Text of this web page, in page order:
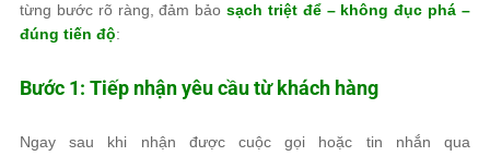
từng bước rõ ràng, đảm bảosạch triệt để – không đục phá –
đúng tiến độ:
Bước 1: Tiếp nhận yêu cầu từ khách hàng
Ngay sau khi nhận được cuộc gọi hoặc tin nhắn qua